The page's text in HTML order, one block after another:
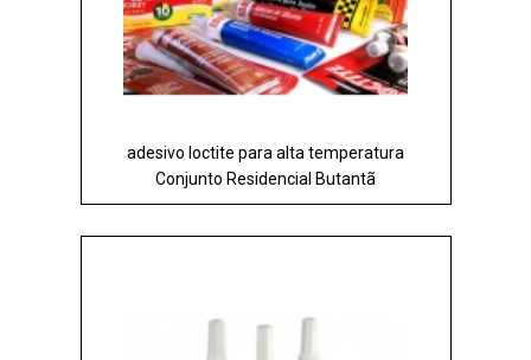
adesivo loctite para alta temperatura
Conjunto Residencial Butantã